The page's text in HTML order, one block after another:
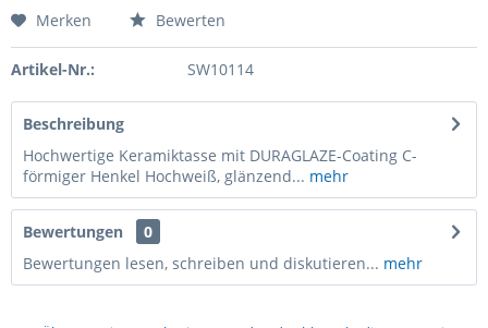
Merken Bewerten
Artikel-Nr.: SW10114
Beschreibung
Hochwertige Keramiktasse mit DURAGLAZE-Coating C-
förmiger Henkel Hochweiß, glänzend... mehr
Bewertungen
0
Bewertungen lesen, schreiben und diskutieren... mehr